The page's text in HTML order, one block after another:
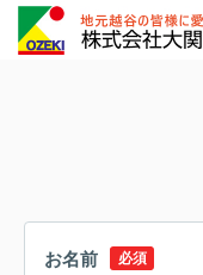
お名前 必須